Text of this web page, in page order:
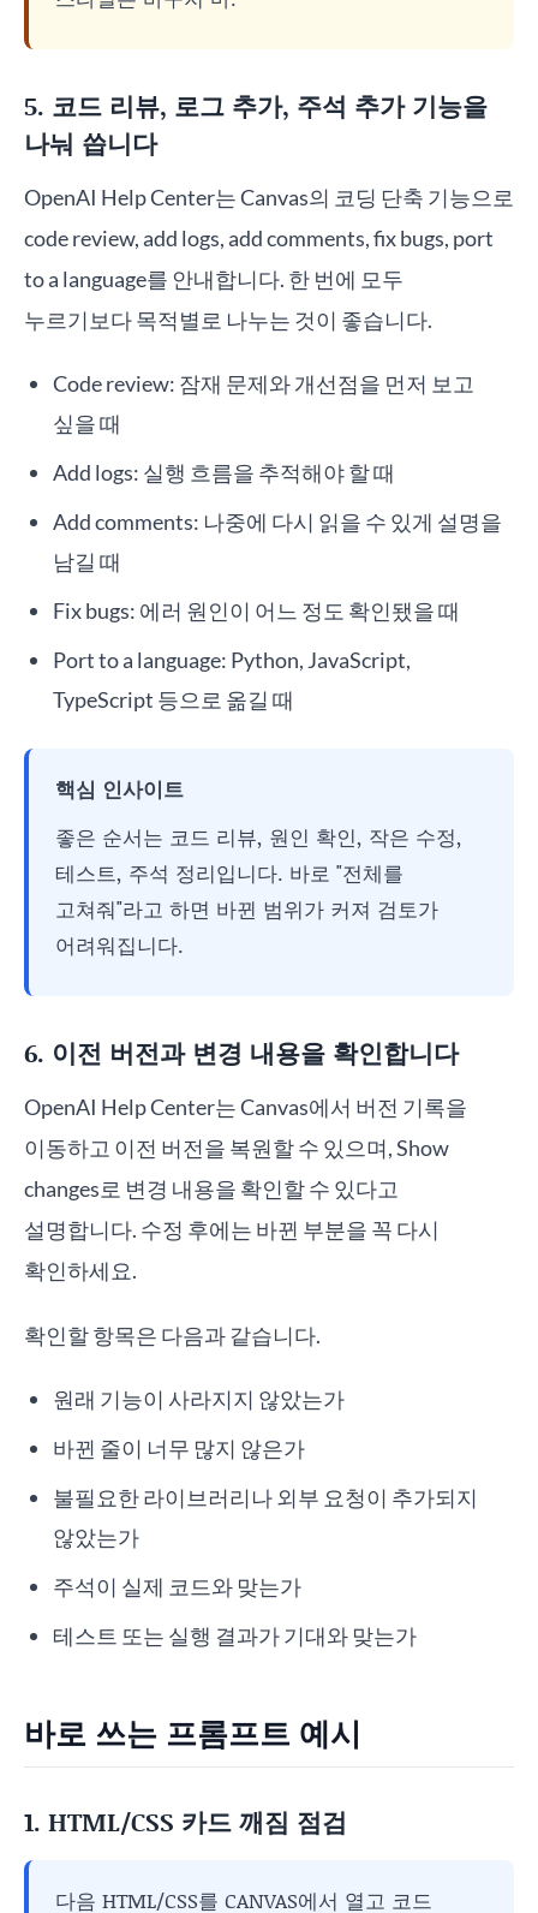
5. 코드 리뷰, 로그 추가, 주석 추가 기능을
나눠 씁니다
OpenAI Help Center는 Canvas의 코딩 단축 기능으로
code review, add logs, add comments, fix bugs, port
to a language를 안내합니다. 한 번에 모두
누르기보다 목적별로 나누는 것이 좋습니다.
Code review: 잠재 문제와 개선점을 먼저 보고
싶을 때
Add logs: 실행 흐름을 추적해야 할 때
Add comments: 나중에 다시 읽을 수 있게 설명을
남길 때
Fix bugs: 에러 원인이 어느 정도 확인됐을 때
Port to a language: Python, JavaScript,
TypeScript 등으로 옮길 때
핵심 인사이트
좋은 순서는 코드 리뷰, 원인 확인, 작은 수정,
테스트, 주석 정리입니다. 바로 "전체를
고쳐줘"라고 하면 바뀐 범위가 커져 검토가
어려워집니다.
6. 이전 버전과 변경 내용을 확인합니다
OpenAI Help Center는 Canvas에서 버전 기록을
이동하고 이전 버전을 복원할 수 있으며, Show
changes로 변경 내용을 확인할 수 있다고
설명합니다. 수정 후에는 바뀐 부분을 꼭 다시
확인하세요.
확인할 항목은 다음과 같습니다.
원래 기능이 사라지지 않았는가
바뀐 줄이 너무 많지 않은가
불필요한 라이브러리나 외부 요청이 추가되지
않았는가
주석이 실제 코드와 맞는가
테스트 또는 실행 결과가 기대와 맞는가
바로 쓰는 프롬프트 예시
1. HTML/CSS 카드 깨짐 점검
다음 HTML/CSS를 CANVAS에서 열고 코드